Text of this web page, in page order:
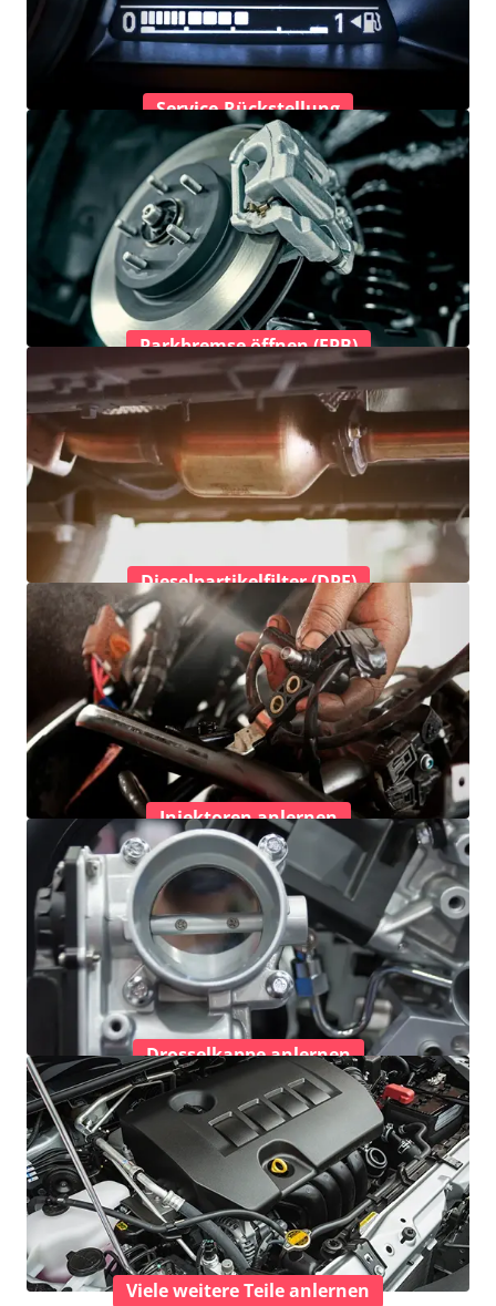
Service-Rückstellung
Parkbremse öffnen (EPB)
Dieselpartikelfilter (DPF)
Injektoren anlernen
Drosselkappe anlernen
Viele weitere Teile anlernen